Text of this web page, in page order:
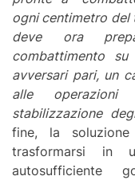
ogni centimetro del
deve ora
combattimento
avversari pari, un
alle operazioni
stabilizzazione
fine, la
trasformarsi in
autosufficiente